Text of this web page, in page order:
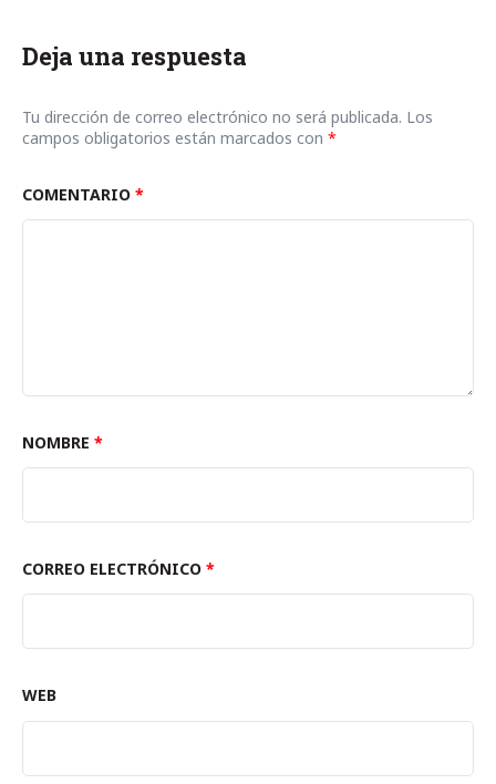
Deja una respuesta
Tu dirección de correo electrónico no será publicada. Los
campos obligatorios están marcados con *
COMENTARIO *
NOMBRE *
CORREO ELECTRÓNICO *
WEB